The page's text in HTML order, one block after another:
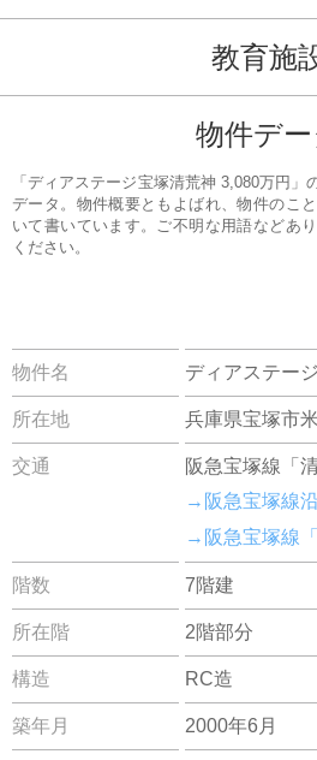
教育施
物件デー
「ディアステージ宝塚清荒神 3,080万円
データ。物件概要ともよばれ、物件のこ
いて書いています。ご不明な用語などあ
ください。
物件名 ディアステー
所在地 兵庫県宝塚市
交通
阪急宝塚線「
→阪急宝塚線
→阪急宝塚線
階数 7階建
所在階 2階部分
構造 RC造
築年月 2000年6月